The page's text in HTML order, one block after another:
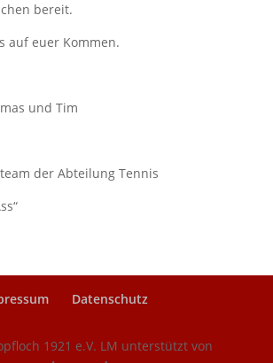
bereit.
auf euer Kommen.
und Tim
der Abteilung Tennis
Datenschutz
1921 e.V. LM unterstützt von